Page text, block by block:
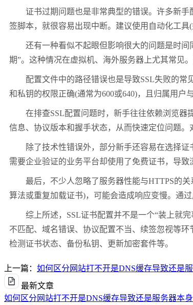
证书过期问题也是非常典型的错误。许多新手
签脚本，就很容易出现中断。建议使用自动化工具
还有一种看似不起眼但影响很大的问题是时间
期”。这种情况在虚拟机、海外服务器上尤其常见
配置文件中的路径错误也是导致SSL失败的常见
和私钥的权限正确(通常为600或640)，且归属用户
在排查SSL配置问题时，新手往往依赖浏览器提
信息、协议版本和握手状态，从而快速定位问题
除了技术性错误外，部分新手还容易在选择证
需要企业验证的业务平台却使用了免费证书，导
最后，不少人忽略了服务器性能与HTTPS的关
算法或重复加载证书)，可能会造成响应变慢。通
综上所述，SSL证书配置并不是一个“装上就完
不匹配、域名错误、协议配置不当、续签忽视等
检测证书状态、备份私钥、更新加密套件等。
上一篇： 如何区分网站打不开是DNS缓存导致还是服
最新文章
如何区分网站打不开是DNS缓存导致还是服务器本身